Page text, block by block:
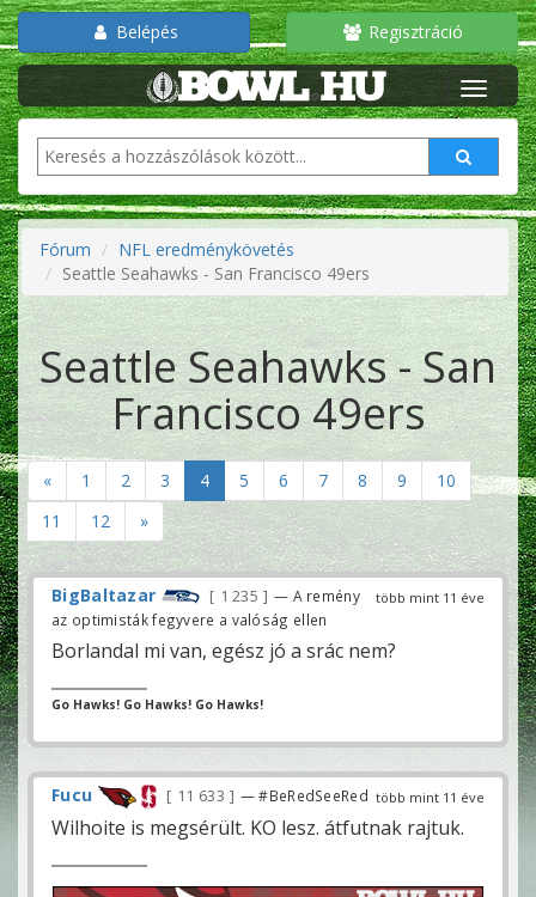
Belépés Regisztráció
Fórum
NFL eredménykövetés
Seattle Seahawks - San Francisco 49ers
Seattle Seahawks - San
Francisco 49ers
« 1 2 3 4 5 6 7 8 9
10
11
12 »
több mint 11 éve
BigBaltazar 1 235
— A remény
az optimisták fegyvere a valóság ellen
Borlandal mi van, egész jó a srác nem?
Go Hawks! Go Hawks! Go Hawks!
több mint 11 éve
Fucu 11 633 — #BeRedSeeRed
Wilhoite is megsérült. KO lesz. átfutnak rajtuk.